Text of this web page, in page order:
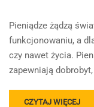
Pieniądze żądzą
funkcjonowaniu, a
czy nawet życia.
zapewniają
READ
CZYTAJ WIĘCEJ